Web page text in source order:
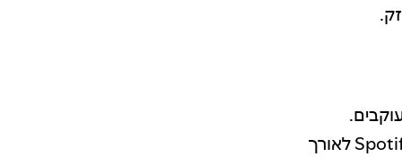
בעזרת ציר הזמן, אתם והצוות שלכם יכולים להבין מהי רמת הביצועים ב-Spotify לאורך